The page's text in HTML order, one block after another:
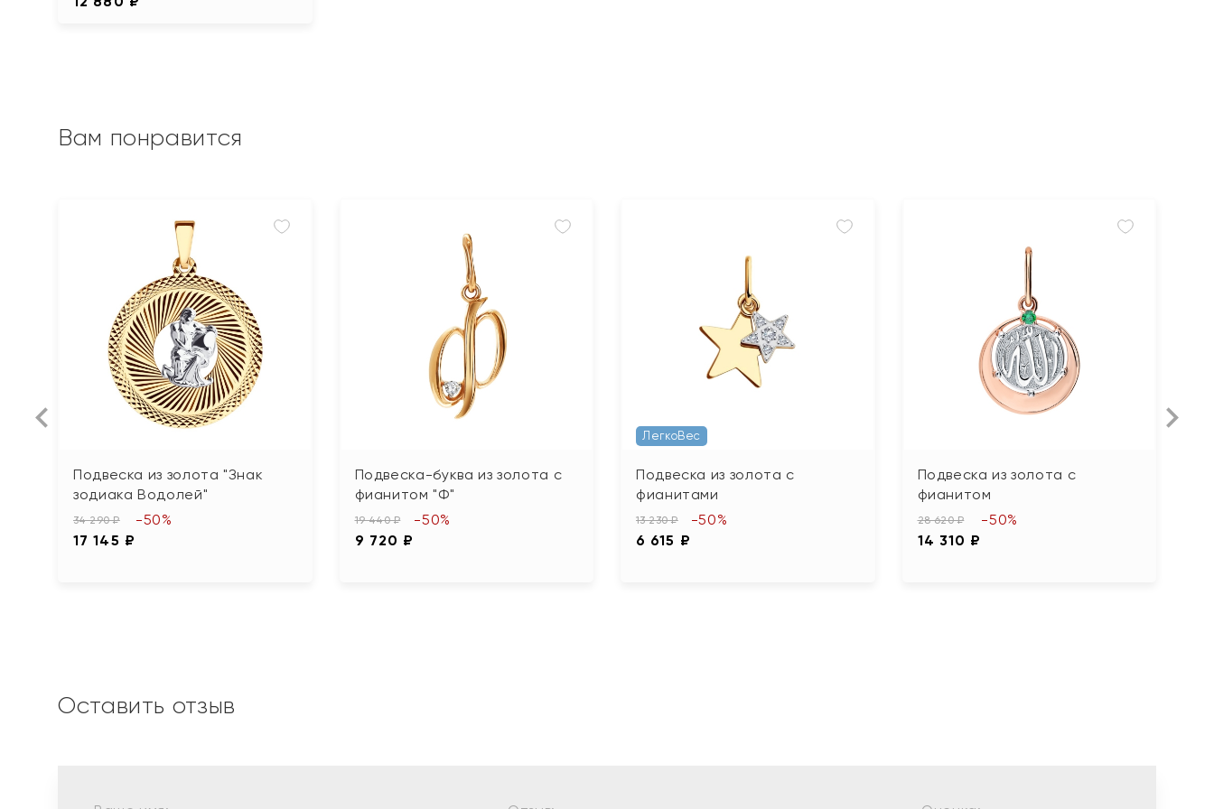
Вам понравится
Подвеска из золота "Знак
зодиака Водолей"
34 290 ₽
17 145 ₽
-50%
Подвеска-буква из золота с
фианитом "Ф"
19 440 ₽
9 720 ₽
-50%
ЛегкоВес
Подвеска из золота с
фианитами
13 230 ₽
6 615 ₽
-50%
Подвеска из золота с
фианитом
28 620 ₽
14 310 ₽
-50%
Оставить отзыв